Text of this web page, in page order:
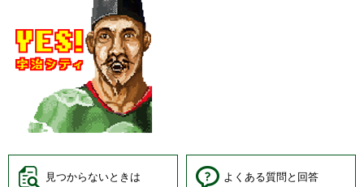
見つからないときは よくある質問と回答